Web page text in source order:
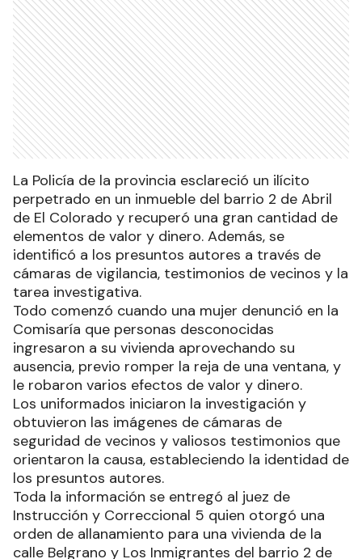
La Policía de la provincia esclareció un ilícito
perpetrado en un inmueble del barrio 2 de Abril
de El Colorado y recuperó una gran cantidad de
elementos de valor y dinero. Además, se
identificó a los presuntos autores a través de
cámaras de vigilancia, testimonios de vecinos y la
tarea investigativa.
Todo comenzó cuando una mujer denunció en la
Comisaría que personas desconocidas
ingresaron a su vivienda aprovechando su
ausencia, previo romper la reja de una ventana, y
le robaron varios efectos de valor y dinero.
Los uniformados iniciaron la investigación y
obtuvieron las imágenes de cámaras de
seguridad de vecinos y valiosos testimonios que
orientaron la causa, estableciendo la identidad de
los presuntos autores.
Toda la información se entregó al juez de
Instrucción y Correccional 5 quien otorgó una
orden de allanamiento para una vivienda de la
calle Belgrano y Los Inmigrantes del barrio 2 de